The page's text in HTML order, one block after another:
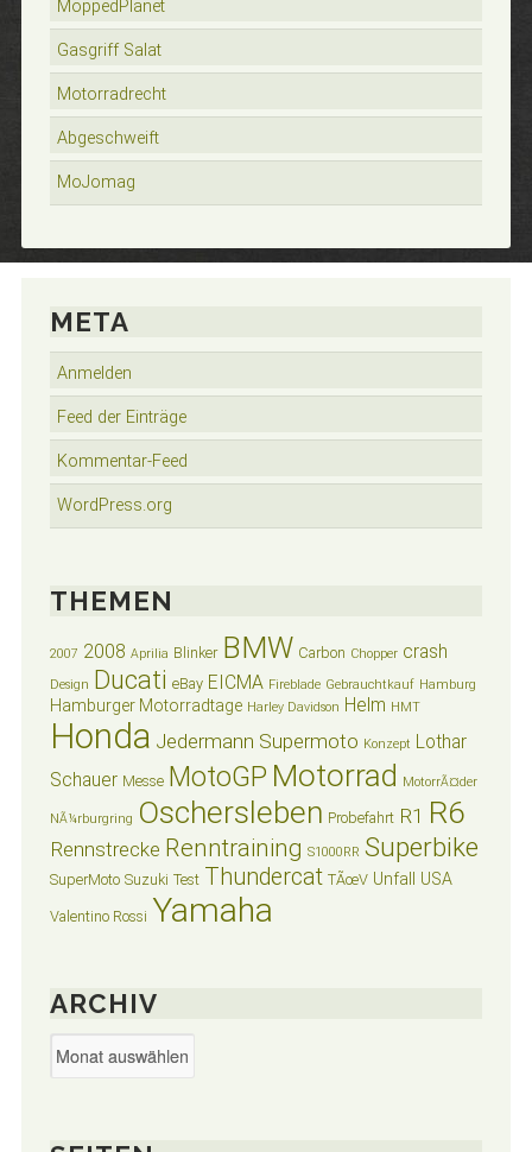
MoppedPlanet
Gasgriff Salat
Motorradrecht
Abgeschweift
MoJomag
META
Anmelden
Feed der Einträge
Kommentar-Feed
WordPress.org
THEMEN
2007 2008 Aprilia Blinker BMW Carbon Chopper crash
Design Ducati eBay EICMA Fireblade Gebrauchtkauf Hamburg
Hamburger Motorradtage Harley Davidson Helm HMT
Honda Jedermann Supermoto Konzept Lothar
Schauer Messe MotoGP Motorrad MotorrÃ¤der
NÃ¼rburgring Oschersleben Probefahrt R1 R6
Rennstrecke Renntraining S1000RR Superbike
SuperMoto Suzuki Test Thundercat TÃœV Unfall USA
Valentino Rossi Yamaha
ARCHIV
Archiv